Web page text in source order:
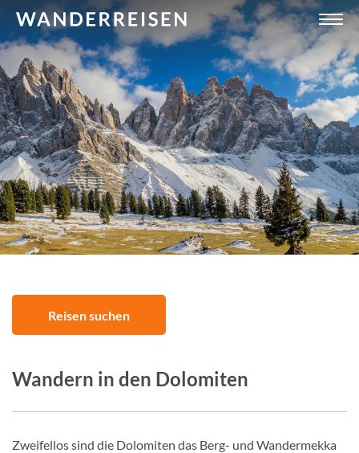
Wandern in den Dolomiten
Reisen suchen
Zweifellos sind die Dolomiten das Berg- und Wandermekka